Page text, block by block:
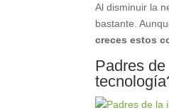
Al disminuir la
bastante.
creces estos
Padres